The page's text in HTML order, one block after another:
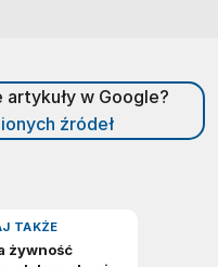
w Google?
źródeł